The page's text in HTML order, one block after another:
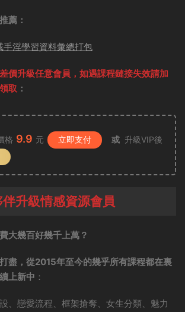
薦：
淫學習資料彙總打包
價升級任意會員， 如遇課程鏈接失效請加
取 ：
格 9.9 元 立即支付 或 升級VIP後
升級情感資源會員
大幾百好幾千上萬？
盡，從2015年至今的幾乎所有課程都在裏
上新中 ：
、戀愛流程、框架搶奪、女生分類、魅力